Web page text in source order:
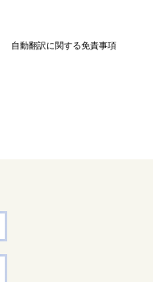
自動翻訳に関する免責事項